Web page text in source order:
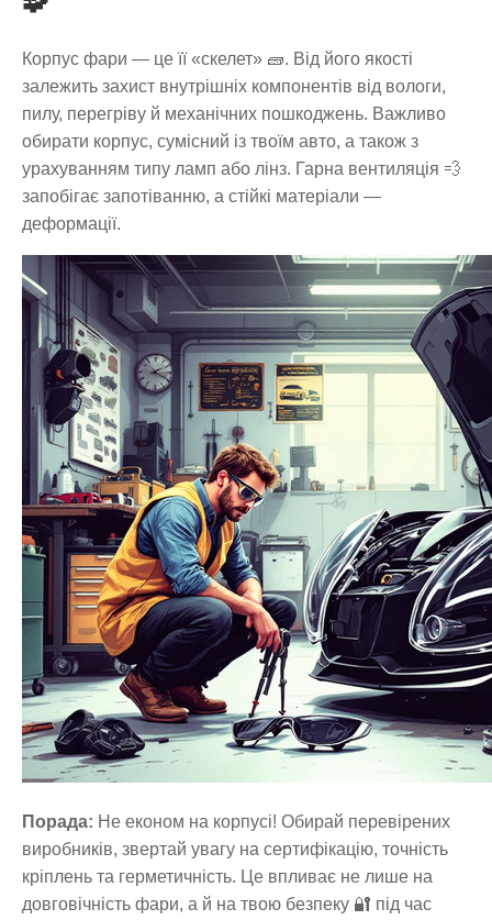
Корпус фари — це її «скелет» 🧱. Від його якості
залежить захист внутрішніх компонентів від вологи,
пилу, перегріву й механічних пошкоджень. Важливо
обирати корпус, сумісний із твоїм авто, а також з
урахуванням типу ламп або лінз. Гарна вентиляція 💨
запобігає запотіванню, а стійкі матеріали —
деформації.
Порада: Не економ на корпусі! Обирай перевірених
виробників, звертай увагу на сертифікацію, точність
кріплень та герметичність. Це впливає не лише на
довговічність фари, а й на твою безпеку 🔐 під час